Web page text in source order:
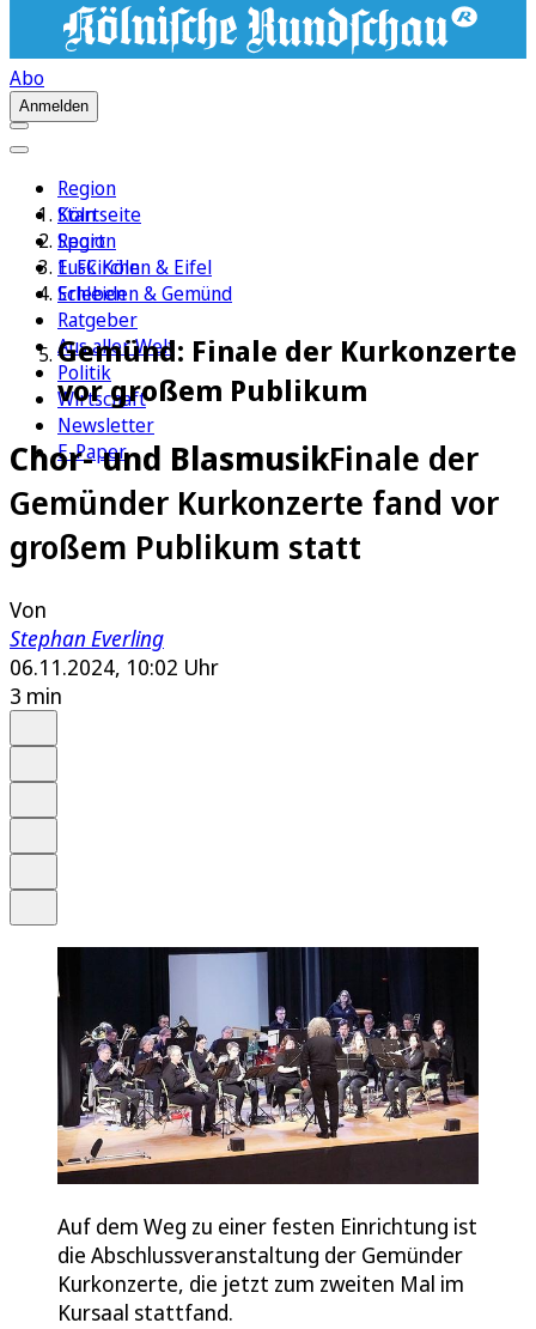
Abo
Anmelden
Region
Köln
Sport
1. FC Köln
Erleben
Ratgeber
Aus aller Welt
Politik
Wirtschaft
Newsletter
E-Paper
Startseite
Region
Euskirchen & Eifel
Schleiden & Gemünd
Gemünd: Finale der Kurkonzerte
vor großem Publikum
Chor- und BlasmusikFinale der
Gemünder Kurkonzerte fand vor
großem Publikum statt
Von
Stephan Everling
06.11.2024, 10:02 Uhr
3 min
Auf dem Weg zu einer festen Einrichtung ist
die Abschlussveranstaltung der Gemünder
Kurkonzerte, die jetzt zum zweiten Mal im
Kursaal stattfand.